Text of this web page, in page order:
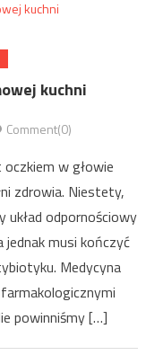
kuchni
Comment(0)
w głowie
zdrowia. Niestety,
układ odpornościowy
jednak musi kończyć
Medycyna
powinniśmy […]